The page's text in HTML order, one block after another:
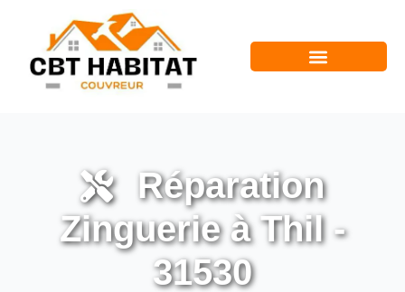
Réparation
Zinguerie à Thil -
31530